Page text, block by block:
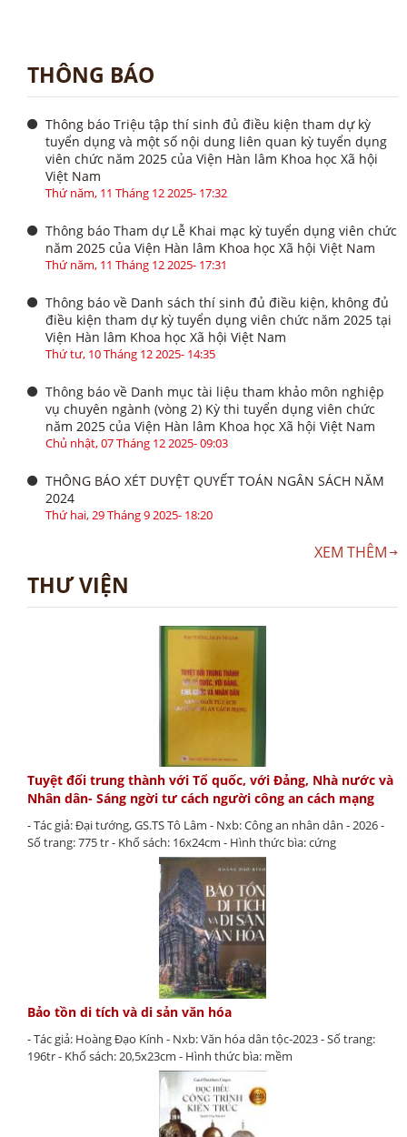
THÔNG BÁO
Thông báo Triệu tập thí sinh đủ điều kiện tham dự kỳ
tuyển dụng và một số nội dung liên quan kỳ tuyển dụng
viên chức năm 2025 của Viện Hàn lâm Khoa học Xã hội
Việt Nam
Thứ năm, 11 Tháng 12 2025- 17:32
Thông báo Tham dự Lễ Khai mạc kỳ tuyển dụng viên chức
năm 2025 của Viện Hàn lâm Khoa học Xã hội Việt Nam
Thứ năm, 11 Tháng 12 2025- 17:31
Thông báo về Danh sách thí sinh đủ điều kiện, không đủ
điều kiện tham dự kỳ tuyển dụng viên chức năm 2025 tại
Viện Hàn lâm Khoa học Xã hội Việt Nam
Thứ tư, 10 Tháng 12 2025- 14:35
Thông báo về Danh mục tài liệu tham khảo môn nghiệp
vụ chuyên ngành (vòng 2) Kỳ thi tuyển dụng viên chức
năm 2025 của Viện Hàn lâm Khoa học Xã hội Việt Nam
Chủ nhật, 07 Tháng 12 2025- 09:03
THÔNG BÁO XÉT DUYỆT QUYẾT TOÁN NGÂN SÁCH NĂM
2024
Thứ hai, 29 Tháng 9 2025- 18:20
XEM THÊM
THƯ VIỆN
Tuyệt đối trung thành với Tổ quốc, với Đảng, Nhà nước và
Nhân dân- Sáng ngời tư cách người công an cách mạng
- Tác giả: Đại tướng, GS.TS Tô Lâm - Nxb: Công an nhân dân - 2026 -
Số trang: 775 tr - Khổ sách: 16x24cm - Hình thức bìa: cứng
Bảo tồn di tích và di sản văn hóa
- Tác giả: Hoàng Đạo Kính - Nxb: Văn hóa dân tộc-2023 - Số trang:
196tr - Khổ sách: 20,5x23cm - Hình thức bìa: mềm